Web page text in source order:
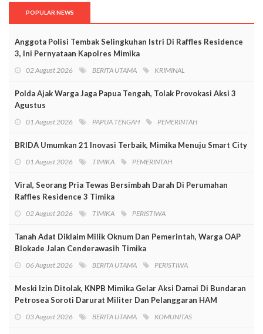
POPULAR NEWS
Anggota Polisi Tembak Selingkuhan Istri Di Raffles Residence
3, Ini Pernyataan Kapolres Mimika
02 August 2026 BERITA UTAMA KRIMINAL
Polda Ajak Warga Jaga Papua Tengah, Tolak Provokasi Aksi 3
Agustus
01 August 2026 PAPUA TENGAH PEMERINTAH
BRIDA Umumkan 21 Inovasi Terbaik, Mimika Menuju Smart City
01 August 2026 TIMIKA PEMERINTAH
Viral, Seorang Pria Tewas Bersimbah Darah Di Perumahan
Raffles Residence 3 Timika
02 August 2026 TIMIKA PERISTIWA
Tanah Adat Diklaim Milik Oknum Dan Pemerintah, Warga OAP
Blokade Jalan Cenderawasih Timika
06 August 2026 BERITA UTAMA PERISTIWA
Meski Izin Ditolak, KNPB Mimika Gelar Aksi Damai Di Bundaran
Petrosea Soroti Darurat Militer Dan Pelanggaran HAM
03 August 2026 BERITA UTAMA KOMUNITAS